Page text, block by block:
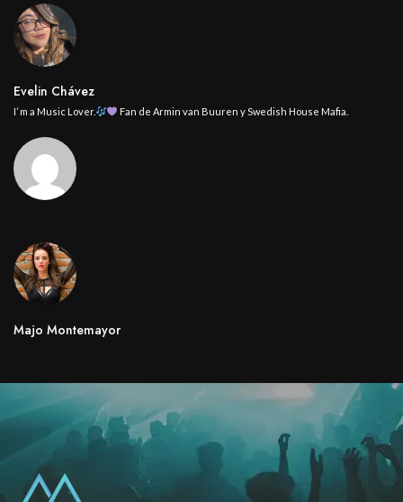
Evelin Chávez
I’ m a Music Lover. Fan de Armin van Buuren y Swedish House Mafia.
Majo Montemayor